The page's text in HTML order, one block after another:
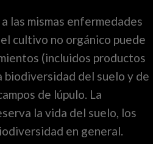
las mismas enfermedades
cultivo no orgánico puede
(incluidos productos
biodiversidad del suelo y de
de lúpulo. La
la vida del suelo, los
en general.